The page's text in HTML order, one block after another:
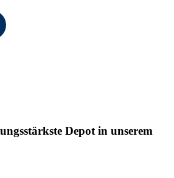
Depot in unserem